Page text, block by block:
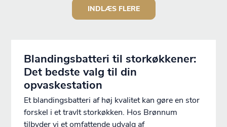
INDLÆS FLERE
​​Blandingsbatteri til storkøkkener:
Det bedste valg til din
opvaskestation
Et blandingsbatteri af høj kvalitet kan gøre en stor
forskel i et travlt storkøkken. Hos Brønnum
tilbyder vi et omfattende udvalg af